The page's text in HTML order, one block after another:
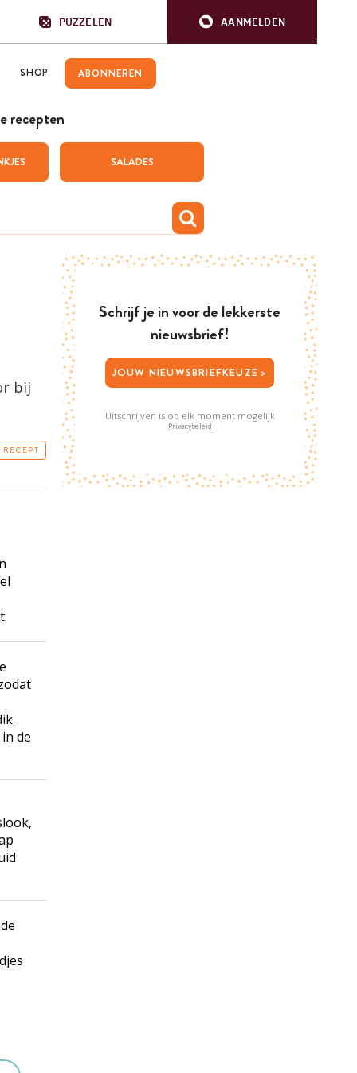
PUZZELEN AANMELDEN
SHOP ABONNEREN
recepten
SALADES
bij
de
Schrijf je in voor de lekkerste
nieuwsbrief!
JOUW NIEUWSBRIEFKEUZE >
Uitschrijven is op elk moment mogelijk
Privacybeleid